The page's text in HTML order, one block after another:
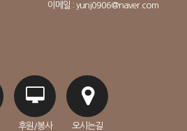
이메일 : yunj0906@naver.com
후원/봉사 오시는길